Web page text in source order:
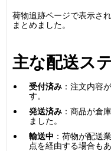
荷物追跡ページで表示さ
まとめました。
主な配送ス
受付済み ：注文内容
す。
発送済み ：商品が倉
ました。
輸送中 ：荷物が配送
点を経由する場合もあ